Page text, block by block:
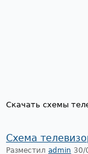
Скачать схемы
Схема
Разместил admin 30/